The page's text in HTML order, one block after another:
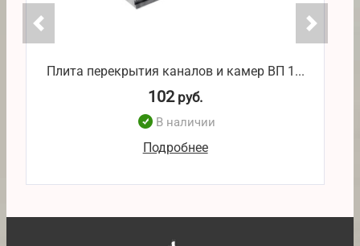
Плита перекрытия каналов и камер ВП 1...
102руб.
В наличии
Подробнее